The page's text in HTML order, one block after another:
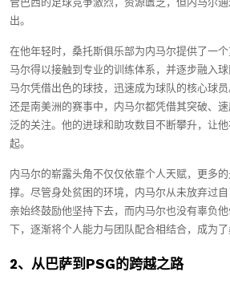
出。
在他年轻时，桑托斯俱乐部为内马尔提供了一
马尔得以接触到专业的训练体系，并逐步融入
马尔凭借出色的球技，迅速成为球队的核心球
还是南美洲的赛事中，内马尔都凭借其突破、
泛的关注。他的进球和助攻数目不断攀升，让
起。
内马尔的崭露头角不仅仅依靠个人天赋，更多
撑。尽管身处贫困的环境，内马尔从未放弃过
亲始终鼓励他坚持下去，而内马尔也没有辜负
下，逐渐将个人能力与团队配合相结合，成为了
2、从巴萨到PSG的跨越之路